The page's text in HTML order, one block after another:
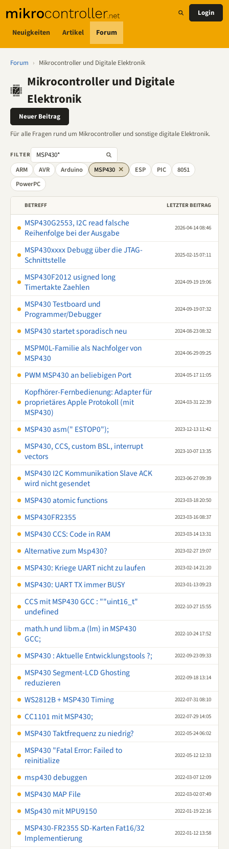
Neuigkeiten Artikel Forum
Login
Forum › Mikrocontroller und Digitale Elektronik
Mikrocontroller und Digitale
Elektronik
Neuer Beitrag
Für alle Fragen rund um Mikrocontroller und sonstige digitale Elektronik.
FILTER
ARM AVR Arduino MSP430 ✕ ESP PIC
8051
PowerPC
BETREFF LETZTER BEITRAG
MSP430G2553, I2C read falsche
Reihenfolge bei der Ausgabe
2026-04-14 08:46
MSP430xxxx Debugg über die JTAG-
Schnittstelle
2025-02-15 07:11
MSP430F2012 usigned long
Timertakte Zaehlen
2024-09-19 19:06
MSP430 Testboard und
Programmer/Debugger
2024-09-19 07:32
MSP430 startet sporadisch neu 2024-08-23 08:32
MSPM0L-Familie als Nachfolger von
MSP430
2024-06-29 09:25
PWM MSP430 an beliebigen Port 2024-05-17 11:05
Kopfhörer-Fernbedienung: Adapter für
proprietäres Apple Protokoll (mit
MSP430)
2024-03-31 22:39
MSP430 asm(" ESTOP0"); 2023-12-13 11:42
MSP430, CCS, custom BSL, interrupt
vectors
2023-10-07 13:35
MSP430 I2C Kommunikation Slave ACK
wird nicht gesendet
2023-06-27 09:39
MSP430 atomic functions 2023-03-18 20:50
MSP430FR2355 2023-03-16 08:37
MSP430 CCS: Code in RAM 2023-03-14 13:31
Alternative zum Msp430? 2023-02-27 19:07
MSP430: Kriege UART nicht zu laufen 2023-02-14 21:20
MSP430: UART TX immer BUSY 2023-01-13 09:23
CCS mit MSP430 GCC : ""uint16_t"
undefined
2022-10-27 15:55
math.h und libm.a (lm) in MSP430
GCC;
2022-10-24 17:52
MSP430 : Aktuelle Entwicklungstools ?; 2022-09-23 09:33
MSP430 Segment-LCD Ghosting
reduzieren
2022-09-18 13:14
WS2812B + MSP430 Timing 2022-07-31 08:10
CC1101 mit MSP430; 2022-07-29 14:05
MSP430 Taktfrequenz zu niedrig? 2022-05-24 06:02
MSP430 "Fatal Error: Failed to
reinitialize
2022-05-12 12:33
msp430 debuggen 2022-03-07 12:09
MSP430 MAP File 2022-03-02 07:49
MSp430 mit MPU9150 2022-01-19 22:16
MSP430-FR2355 SD-Karten Fat16/32
Implementierung
2022-01-12 13:58